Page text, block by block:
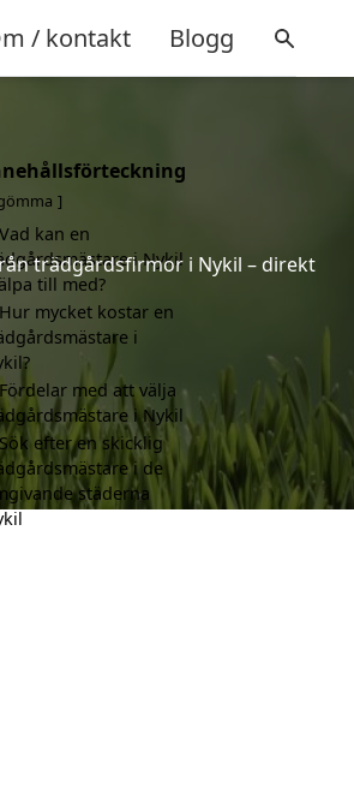
/ kontakt Blogg
trädgårdsfirmor i Nykil – direkt
Vad kan en
i Nykil
till med?
Hur mycket kostar en
i
Fördelar med att välja
i Nykil
Sök efter en skicklig
i de
städerna